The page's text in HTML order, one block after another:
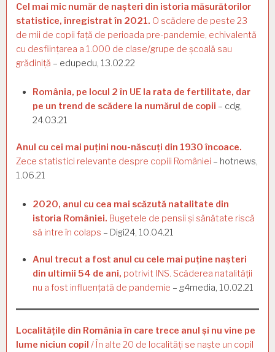
Cel mai mic număr de nașteri din istoria măsurătorilor
statistice, înregistrat în 2021. O scădere de peste 23
de mii de copii față de perioada pre-pandemie, echivalentă
cu desființarea a 1.000 de clase/grupe de școală sau
grădiniță – edupedu, 13.02.22
România, pe locul 2 în UE la rata de fertilitate, dar
pe un trend de scădere la numărul de copii – cdg,
24.03.21
Anul cu cei mai puțini nou-născuți din 1930 încoace.
Zece statistici relevante despre copiii României – hotnews,
1.06.21
2020, anul cu cea mai scăzută natalitate din
istoria României. Bugetele de pensii și sănătate riscă
să intre în colaps – Digi24, 10.04.21
Anul trecut a fost anul cu cele mai puține nașteri
din ultimii 54 de ani, potrivit INS. Scăderea natalității
nu a fost influențată de pandemie – g4media, 10.02.21
Localitățile din România în care trece anul și nu vine pe
lume niciun copil / În alte 20 de localități se naște un copil